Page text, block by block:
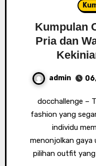
Kumpulan
Pria dan
admin
docchallenge – Tahun 2026 membawa tren
fashion yang
individu
menonjolkan gaya
pilihan outfit yang